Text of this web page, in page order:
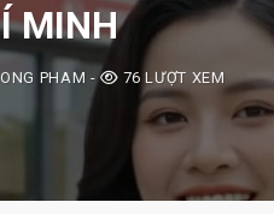
MINH
PHAM - 76 LƯỢT XEM